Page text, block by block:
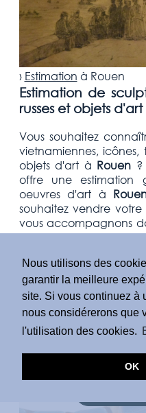
Nous utilisons des
garantir la meilleure
site. Si vous continuez à
nous considérerons que
l'utilisation des cookies.
OK
› Estimation à Rouen
Estimation de
russes et objets
Vous souhaitez
vietnamiennes,
objets d'art à Rouen ?
offre une estimation
oeuvres d'art à
souhaitez vendre votre
vous accompagnons
un service